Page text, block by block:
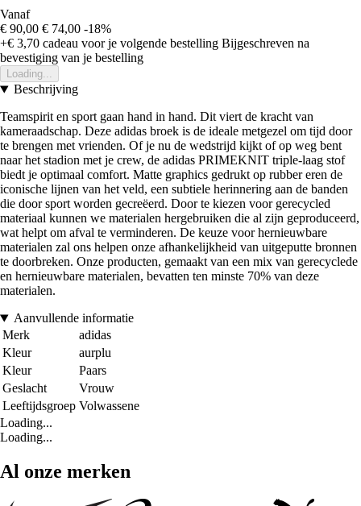
Vanaf
€ 90,00 € 74,00 -18%
+€ 3,70 cadeau voor je volgende bestelling Bijgeschreven na
bevestiging van je bestelling
Loading...
Beschrijving
Teamspirit en sport gaan hand in hand. Dit viert de kracht van
kameraadschap. Deze adidas broek is de ideale metgezel om tijd door
te brengen met vrienden. Of je nu de wedstrijd kijkt of op weg bent
naar het stadion met je crew, de adidas PRIMEKNIT triple-laag stof
biedt je optimaal comfort. Matte graphics gedrukt op rubber eren de
iconische lijnen van het veld, een subtiele herinnering aan de banden
die door sport worden gecreëerd. Door te kiezen voor gerecycled
materiaal kunnen we materialen hergebruiken die al zijn geproduceerd,
wat helpt om afval te verminderen. De keuze voor hernieuwbare
materialen zal ons helpen onze afhankelijkheid van uitgeputte bronnen
te doorbreken. Onze producten, gemaakt van een mix van gerecyclede
en hernieuwbare materialen, bevatten ten minste 70% van deze
materialen.
Aanvullende informatie
Merk
adidas
Kleur
aurplu
Kleur
Paars
Geslacht
Vrouw
Leeftijdsgroep Volwassene
Loading...
Loading...
Al onze merken